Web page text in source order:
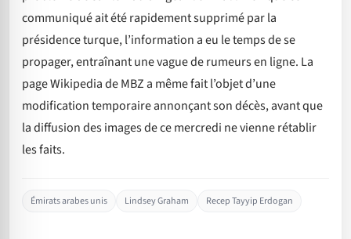
communiqué ait été rapidement supprimé par la
présidence turque, l’information a eu le temps de se
propager, entraînant une vague de rumeurs en ligne. La
page Wikipedia de MBZ a même fait l’objet d’une
modification temporaire annonçant son décès, avant que
la diffusion des images de ce mercredi ne vienne rétablir
les faits.
Émirats arabes unis Lindsey Graham Recep Tayyip Erdogan